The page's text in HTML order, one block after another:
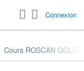
Connexion
Cours ROSCAN GOLD